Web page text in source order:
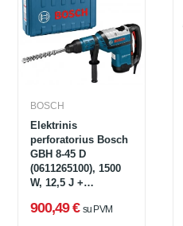
BOSCH
Elektrinis
perforatorius Bosch
GBH 8-45 D
(0611265100), 1500
W, 12,5 J +
900,49 € su PVM